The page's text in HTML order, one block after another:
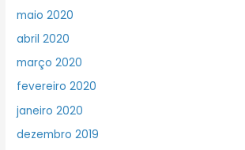
maio 2020
abril 2020
março 2020
fevereiro 2020
janeiro 2020
dezembro 2019